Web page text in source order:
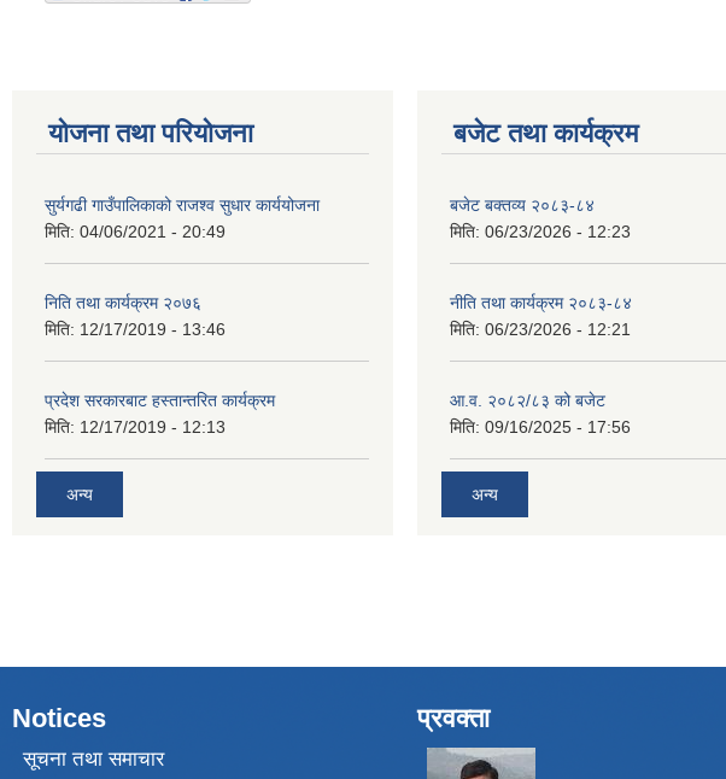
योजना तथा परियोजना
सुर्यगढी गाउँपालिकाको राजश्व सुधार कार्ययोजना
मिति: 04/06/2021 - 20:49
निति तथा कार्यक्रम २०७६
मिति: 12/17/2019 - 13:46
प्रदेश सरकारबाट हस्तान्तरित कार्यक्रम
मिति: 12/17/2019 - 12:13
अन्य
बजेट तथा कार्यक्रम
बजेट बक्तव्य २०८३-८४
मिति: 06/23/2026 - 12:23
नीति तथा कार्यक्रम २०८३-८४
मिति: 06/23/2026 - 12:21
आ.व. २०८२/८३ को बजेट
मिति: 09/16/2025 - 17:56
अन्य
Notices
सूचना तथा समाचार
प्रवक्ता